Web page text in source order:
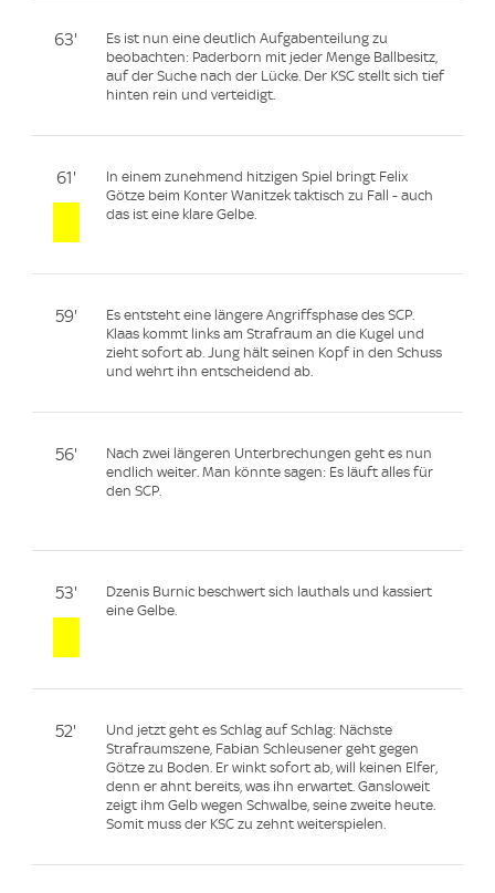
63'
Es ist nun eine deutlich Aufgabenteilung zu
beobachten: Paderborn mit jeder Menge Ballbesitz,
auf der Suche nach der Lücke. Der KSC stellt sich tief
hinten rein und verteidigt.
61'
In einem zunehmend hitzigen Spiel bringt Felix
Götze beim Konter Wanitzek taktisch zu Fall - auch
das ist eine klare Gelbe.
59'
Es entsteht eine längere Angriffsphase des SCP.
Klaas kommt links am Strafraum an die Kugel und
zieht sofort ab. Jung hält seinen Kopf in den Schuss
und wehrt ihn entscheidend ab.
56'
Nach zwei längeren Unterbrechungen geht es nun
endlich weiter. Man könnte sagen: Es läuft alles für
den SCP.
53'
Dzenis Burnic beschwert sich lauthals und kassiert
eine Gelbe.
52'
Und jetzt geht es Schlag auf Schlag: Nächste
Strafraumszene, Fabian Schleusener geht gegen
Götze zu Boden. Er winkt sofort ab, will keinen Elfer,
denn er ahnt bereits, was ihn erwartet. Gansloweit
zeigt ihm Gelb wegen Schwalbe, seine zweite heute.
Somit muss der KSC zu zehnt weiterspielen.